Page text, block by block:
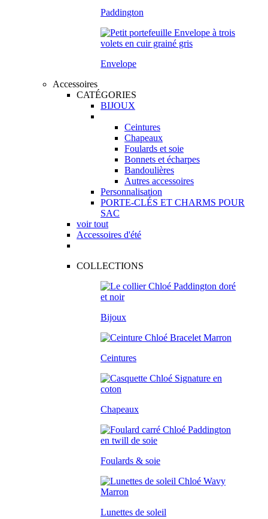
Paddington
Envelope
Accessoires
CATÉGORIES
BIJOUX
Ceintures
Chapeaux
Foulards et soie
Bonnets et écharpes
Bandoulières
Autres accessoires
Personnalisation
PORTE-CLÉS ET CHARMS POUR
SAC
voir tout
Accessoires d'été
COLLECTIONS
Bijoux
Ceintures
Chapeaux
Foulards & soie
Lunettes de soleil